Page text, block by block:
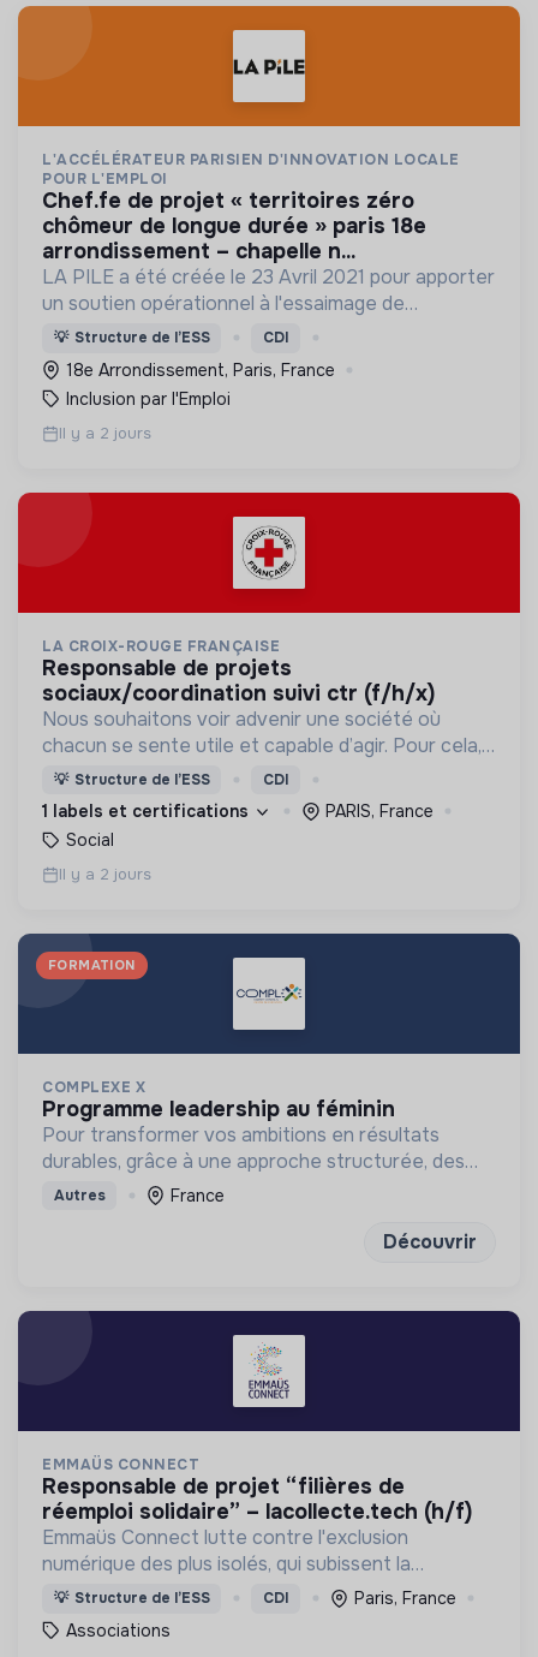
L'ACCÉLÉRATEUR PARISIEN D'INNOVATION LOCALE
POUR L'EMPLOI
chef.fe de projet « territoires zéro
chômeur de longue durée » paris 18e
arrondissement – chapelle n...
LA PILE a été créée le 23 Avril 2021 pour apporter
un soutien opérationnel à l'essaimage de
l’expérimentation "Territoires Zéro Chômeur de
Longue Durée" à Paris
💡 Structure de l’ESS CDI
18e Arrondissement, Paris, France
Inclusion par l'Emploi
Il y a 2 jours
LA CROIX-ROUGE FRANÇAISE
responsable de projets
sociaux/coordination suivi ctr (f/h/x)
Nous souhaitons voir advenir une société où
chacun se sente utile et capable d’agir. Pour cela,
nous proposons des moyens et des lieux
d’engagement innovants et adaptés à tous.
💡 Structure de l’ESS CDI
1 labels et certifications
PARIS, France
Social
Il y a 2 jours
FORMATION
COMPLEXE X
programme leadership au féminin
Pour transformer vos ambitions en résultats
durables, grâce à une approche structurée, des
outils concrets et des exercices de réflexion
Autres France
Découvrir
EMMAÜS CONNECT
responsable de projet “filières de
réemploi solidaire” – lacollecte.tech (h/f)
Emmaüs Connect lutte contre l'exclusion
numérique des plus isolés, qui subissent la
dématérialisation de la plupart des services du
quotidien.
💡 Structure de l’ESS CDI
Paris, France
Associations